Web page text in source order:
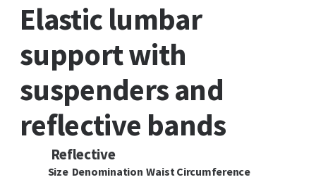
Elastic lumbar
support with
suspenders and
reflective bands
Reflective
Size Denomination Waist Circumference